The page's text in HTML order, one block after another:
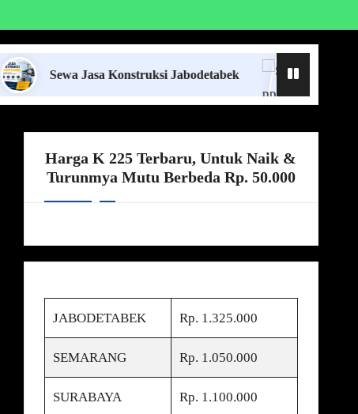
Sewa Jasa Konstruksi Jabodetabek Supplier Ready
Harga K 225 Terbaru, Untuk Naik &
Turunmya Mutu Berbeda Rp. 50.000
JABODETABEK Rp. 1.325.000
SEMARANG Rp. 1.050.000
SURABAYA Rp. 1.100.000